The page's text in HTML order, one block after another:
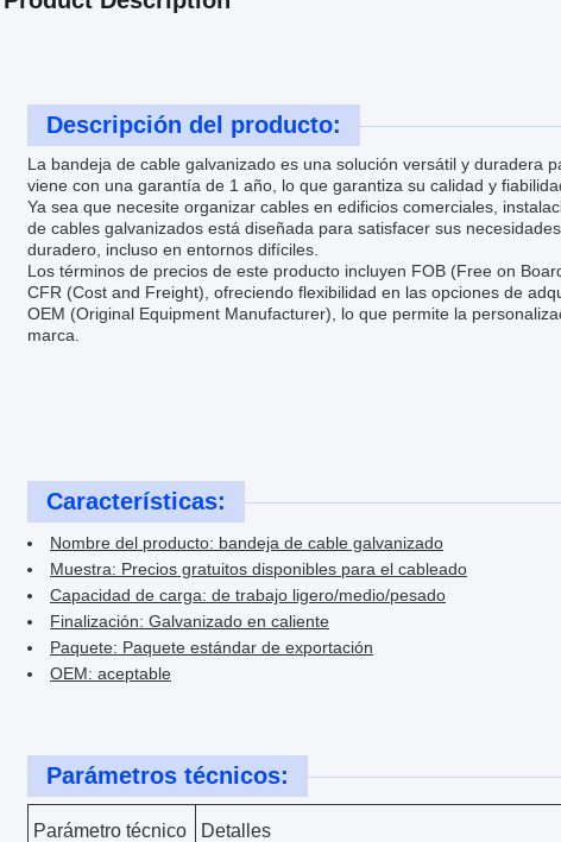
Descripción del producto:
La bandeja de cable galvanizado es una solución versátil y duradera
viene con una garantía de 1 año, lo que garantiza su calidad y
Ya sea que necesite organizar cables en edificios comerciales,
de cables galvanizados está diseñada para satisfacer sus
duradero, incluso en entornos difíciles.
Los términos de precios de este producto incluyen FOB (Free on
CFR (Cost and Freight), ofreciendo flexibilidad en las opciones de
OEM (Original Equipment Manufacturer), lo que permite la
marca.
Características:
Nombre del producto: bandeja de cable galvanizado
Muestra: Precios gratuitos disponibles para el cableado
Capacidad de carga: de trabajo ligero/medio/pesado
Finalización: Galvanizado en caliente
Paquete: Paquete estándar de exportación
OEM: aceptable
Parámetros técnicos:
Parámetro técnico Detalles